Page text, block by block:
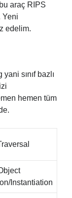
araç RIPS
Yeni
edelim.
sınıf bazlı
hemen tüm
Instantiation